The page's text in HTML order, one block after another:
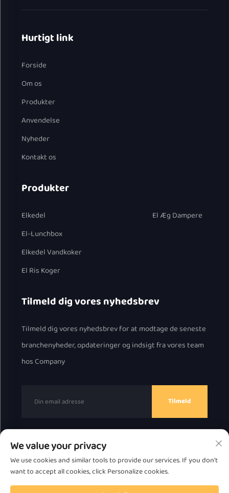
Hurtigt link
Forside
Om os
Produkter
Anvendelse
Nyheder
Kontakt os
Produkter
Elkedel
El-Lunchbox
Elkedel Vandkoker
El Ris Koger
El Æg Dampere
Tilmeld dig vores nyhedsbrev
Tilmeld dig vores nyhedsbrev for at modtage de seneste
branchenyheder, opdateringer og indsigt fra vores team
hos Company
Tilmeld
Copyright © 2025 af Chaozhou Great Bear Technology
Co., Ltd.
Fortrolighedspolitik
Rul til toppen
We value your privacy
We use cookies and similar tools to provide our services. If you don't
want to accept all cookies, click Personalize cookies.